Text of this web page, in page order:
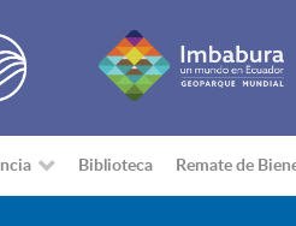
Biblioteca Remate de